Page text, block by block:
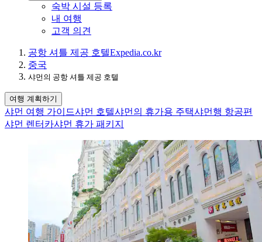
숙박 시설 등록
내 여행
고객 의견
공항 셔틀 제공 호텔Expedia.co.kr
중국
샤먼의 공항 셔틀 제공 호텔
여행 계획하기
샤먼 여행 가이드샤먼 호텔샤먼의 휴가용 주택샤먼행 항공편
샤먼 렌터카샤먼 휴가 패키지